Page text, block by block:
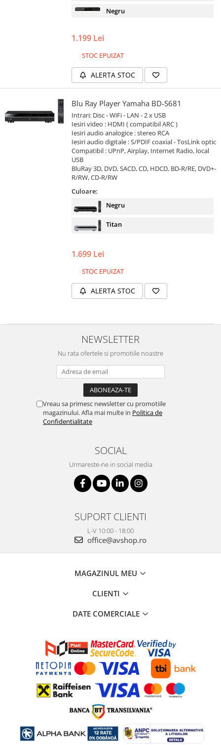
Negru
1.199 Lei
STOC EPUIZAT
ALERTA STOC
Blu Ray Player Yamaha BD-S681
Intrari: Disc - WiFi - LAN - 2 x USB
Iesiri video : HDMI ( compatibil ARC )
Iesiri audio analogice : stereo RCA
Iesiri audio digitale : S/PDIF coaxial - TosLink optic
Compatibil : UPnP, Airplay, Internet Radio, local
USB
BluRay 3D, DVD, SACD, CD, HDCD, BD-R/RE, DVD+-
R/RW, CD-R/RW
Culoare:
Negru
Titan
1.699 Lei
STOC EPUIZAT
ALERTA STOC
NEWSLETTER
Nu rata ofertele si promotiile noastre
Vreau sa primesc newsletter cu promotiile
magazinului. Afla mai multe in Politica de
Confidentialitate
SOCIAL
Urmareste-ne in social media
SUPORT CLIENTI
L-V 10:00 - 18:00
office@avshop.ro
MAGAZINUL MEU
CLIENTI
DATE COMERCIALE